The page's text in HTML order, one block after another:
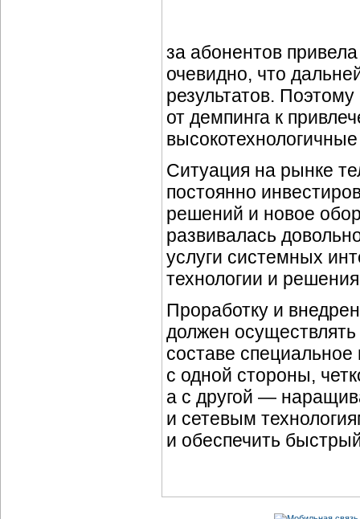
за абонентов
очевидно, что
результатов.
от демпинга к
Ситуация на рынке
постоянно
решений и новое
развивалась
услуги системных
технологии и
Проработку и
должен
составе специальное
с одной стороны,
а с другой —
и сетевым
и обеспечить